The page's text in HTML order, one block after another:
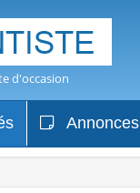
d'occasion
Annonces